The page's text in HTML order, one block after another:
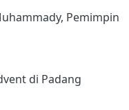
Pemimpin
di Padang